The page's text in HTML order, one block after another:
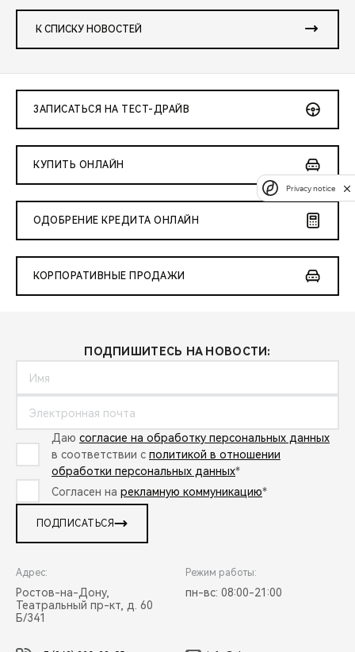
К СПИСКУ НОВОСТЕЙ
ЗАПИСАТЬСЯ НА ТЕСТ-ДРАЙВ
КУПИТЬ ОНЛАЙН
ОДОБРЕНИЕ КРЕДИТА ОНЛАЙН
КОРПОРАТИВНЫЕ ПРОДАЖИ
ПОДПИШИТЕСЬ НА НОВОСТИ:
Даю согласие на обработку персональных данных
в соответствии с политикой в отношении
обработки персональных данных*
Согласен на рекламную коммуникацию*
ПОДПИСАТЬСЯ
Адрес:
Ростов-на-Дону,
Театральный пр-кт, д. 60
Б/341
Режим работы:
пн-вс: 08:00-21:00
Privacy notice